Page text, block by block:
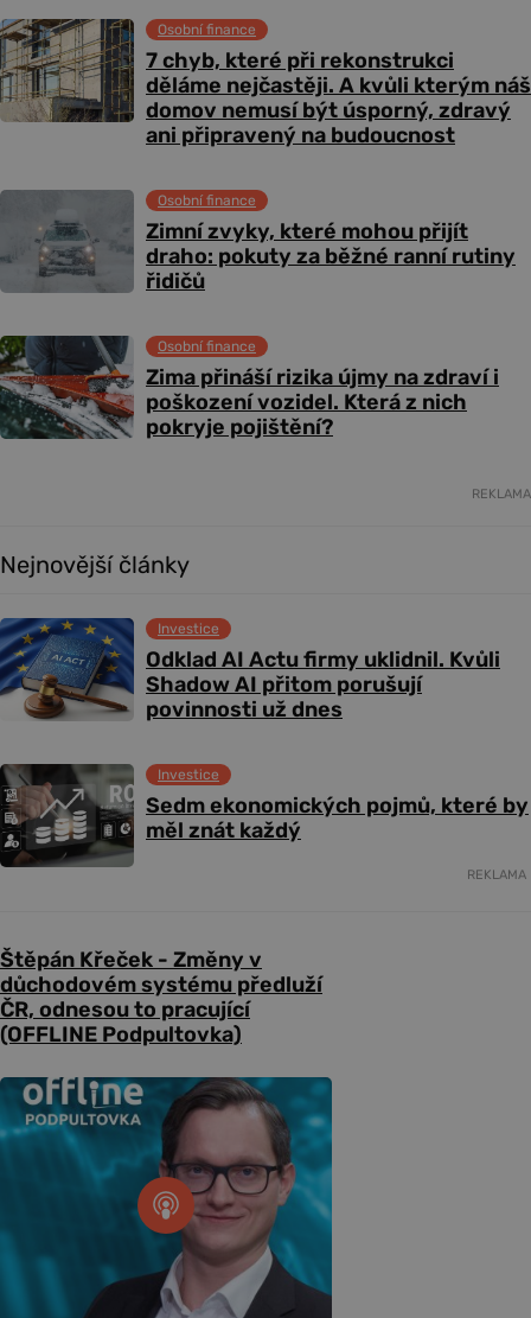
7 chyb, které při rekonstrukci
děláme nejčastěji. A kvůli kterým náš
domov nemusí být úsporný, zdravý
ani připravený na budoucnost
Osobní finance
Zimní zvyky, které mohou přijít
draho: pokuty za běžné ranní rutiny
řidičů
Osobní finance
Zima přináší rizika újmy na zdraví i
poškození vozidel. Která z nich
pokryje pojištění?
Osobní finance
REKLAMA
Nejnovější články
Odklad AI Actu firmy uklidnil. Kvůli
Shadow AI přitom porušují
povinnosti už dnes
Investice
Sedm ekonomických pojmů, které by
měl znát každý
Investice
REKLAMA
Štěpán Křeček - Změny v
důchodovém systému předluží
ČR, odnesou to pracující
(OFFLINE Podpultovka)